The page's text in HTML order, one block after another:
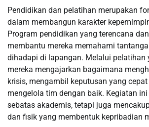
Pendidikan dan pelatihan merupakan
dalam membangun karakter
Program pendidikan yang terencana
membantu mereka memahami
dihadapi di lapangan. Melalui pelatihan
mereka mengajarkan bagaimana
krisis, mengambil keputusan yang
mengelola tim dengan baik. Kegiatan
sebatas akademis, tetapi juga
dan fisik yang membentuk kepribadian